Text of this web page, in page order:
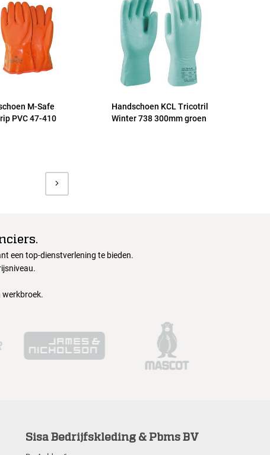
M-Safe
PVC 47-410
Handschoen KCL Tricotril
Winter 738 300mm groen
een top-dienstverlening te bieden.
werkbroek.
Sisa Bedrijfskleding & Pbms BV